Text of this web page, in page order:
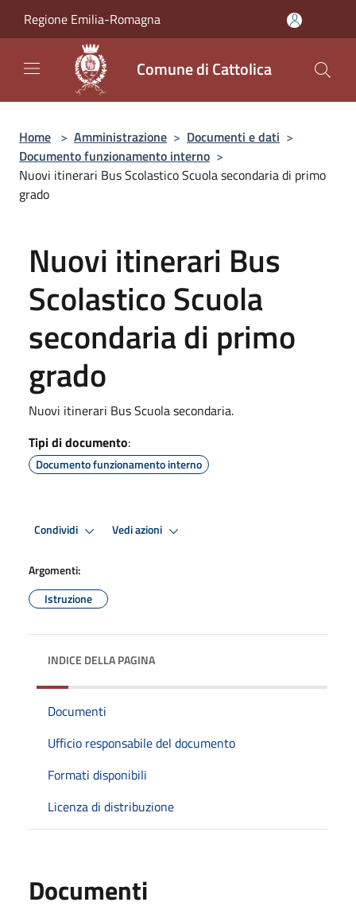
Regione Emilia-Romagna
Comune di Cattolica
Home > Amministrazione > Documenti e dati >
Documento funzionamento interno >
Nuovi itinerari Bus Scolastico Scuola secondaria di primo
grado
Nuovi itinerari Bus
Scolastico Scuola
secondaria di primo
grado
Nuovi itinerari Bus Scuola secondaria.
Tipi di documento:
Documento funzionamento interno
Condividi Vedi azioni
Argomenti:
Istruzione
INDICE DELLA PAGINA
Documenti
Ufficio responsabile del documento
Formati disponibili
Licenza di distribuzione
Documenti